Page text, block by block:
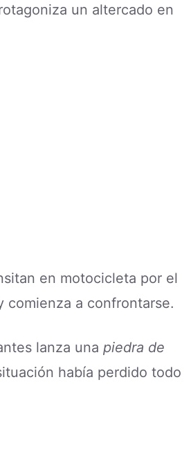
un altercado en
en motocicleta por el
comienza a confrontarse.
lanza una piedra de
había perdido todo